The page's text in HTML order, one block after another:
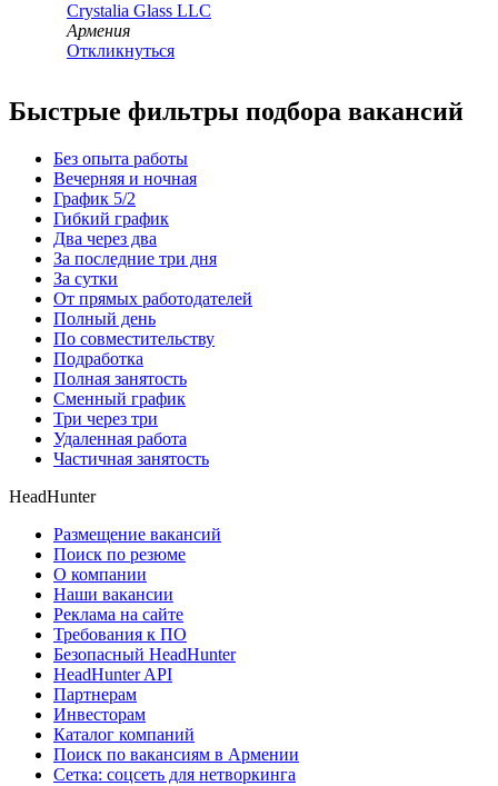
Crystalia Glass LLC
Армения
Откликнуться
Быстрые фильтры подбора вакансий
Без опыта работы
Вечерняя и ночная
График 5/2
Гибкий график
Два через два
За последние три дня
За сутки
От прямых работодателей
Полный день
По совместительству
Подработка
Полная занятость
Сменный график
Три через три
Удаленная работа
Частичная занятость
HeadHunter
Размещение вакансий
Поиск по резюме
О компании
Наши вакансии
Реклама на сайте
Требования к ПО
Безопасный HeadHunter
HeadHunter API
Партнерам
Инвесторам
Каталог компаний
Поиск по вакансиям в Армении
Сетка: соцсеть для нетворкинга